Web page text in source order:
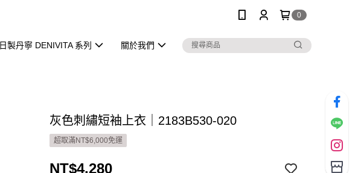
0
日製丹寧 DENIVITA 系列 關於我們
灰色刺繡短袖上衣｜2183B530-020
超取滿NT$6,000免運
NT$4,280